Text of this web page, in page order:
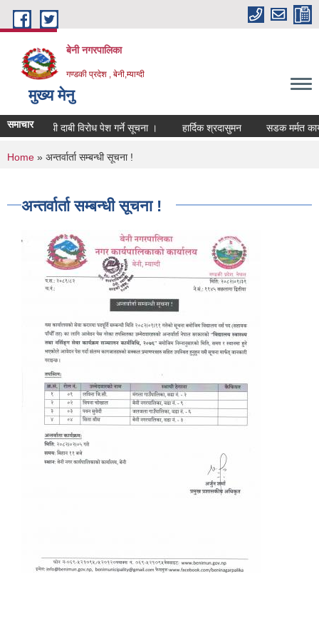
Skip to main content
बेनी नगरपालिका
गण्डकी प्रदेश , बेनी,म्याग्दी
मुख्य मेनु
समाचारसम्बन्धी दाबी विरोध पेश गर्ने सूचना । हार्दिक श्रदासुमन सडक मर्मत
You are here
Home » अन्तर्वार्ता सम्बन्धी सूचना !
अन्तर्वार्ता सम्बन्धी सूचना !